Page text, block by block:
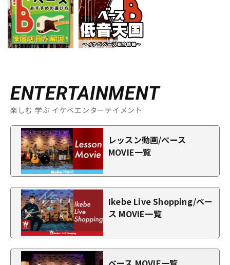
ENTERTAINMENT
楽しむ 学ぶ イケベエンターテイメント
レッスン動画/ベース
MOVIE一覧
Ikebe Live Shopping/ベー
ス MOVIE一覧